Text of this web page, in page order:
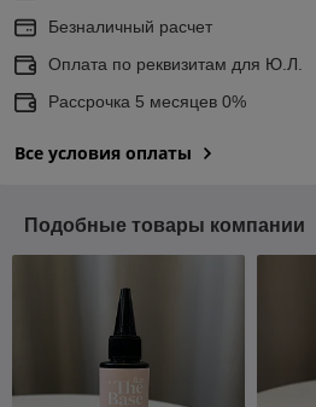
Безналичный расчет
Оплата по реквизитам для Ю.Л.
Рассрочка 5 месяцев 0%
Все условия оплаты
Подобные товары компании